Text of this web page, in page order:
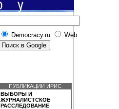
Democracy.ru Web
ПУБЛИКАЦИИ ИРИС
ВЫБОРЫ И
ЖУРНАЛИСТСКОЕ
РАССЛЕДОВАНИЕ